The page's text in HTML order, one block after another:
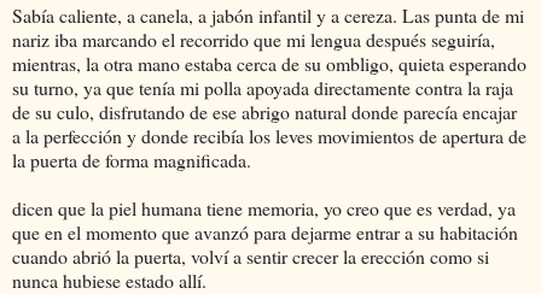
Sabía caliente, a canela, a jabón infantil y a cereza. Las punta de mi
nariz iba marcando el recorrido que mi lengua después seguiría,
mientras, la otra mano estaba cerca de su ombligo, quieta esperando
su turno, ya que tenía mi polla apoyada directamente contra la raja
de su culo, disfrutando de ese abrigo natural donde parecía encajar
a la perfección y donde recibía los leves movimientos de apertura de
la puerta de forma magnificada.
dicen que la piel humana tiene memoria, yo creo que es verdad, ya
que en el momento que avanzó para dejarme entrar a su habitación
cuando abrió la puerta, volví a sentir crecer la erección como si
nunca hubiese estado allí.